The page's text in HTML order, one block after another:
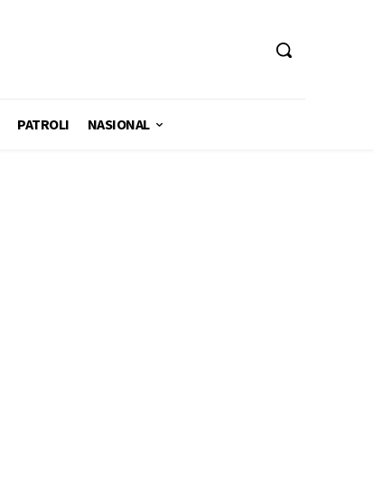
PATROLI NASIONAL